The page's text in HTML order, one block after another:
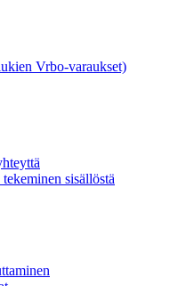
Vrbo-varaukset)
sisällöstä